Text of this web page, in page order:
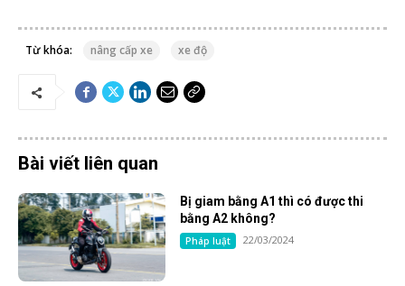
Từ khóa: nâng cấp xe xe độ
Bài viết liên quan
Bị giam bằng A1 thì có được thi
bằng A2 không?
Pháp luật 22/03/2024